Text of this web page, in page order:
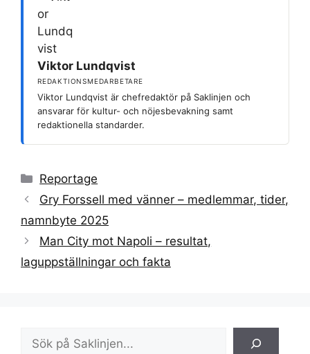
Viktor Lundqvist
REDAKTIONSMEDARBETARE
Viktor Lundqvist är chefredaktör på Saklinjen och
ansvarar för kultur- och nöjesbevakning samt
redaktionella standarder.
Kategorier
Reportage
Gry Forssell med vänner – medlemmar, tider,
namnbyte 2025
Man City mot Napoli – resultat,
laguppställningar och fakta